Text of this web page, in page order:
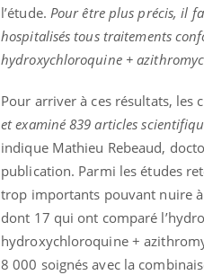
l’étude. Pour être plus précis, il
hospitalisés tous traitements
hydroxychloroquine +
Pour arriver à ces résultats, les
et examiné 839 articles
indique Mathieu Rebeaud,
publication. Parmi les études
trop importants pouvant nuire
dont 17 qui ont comparé
hydroxychloroquine +
8 000 soignés avec la